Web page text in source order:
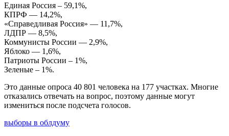
Единая Россия – 59,1%,
КПРФ — 14,2%,
«Справедливая Россия» — 11,7%,
ЛДПР — 8,5%,
Коммунисты России — 2,9%,
Яблоко — 1,6%,
Патриоты России – 1%,
Зеленые – 1%.
Это данные опроса 40 801 человека на 177 участках. Многие
отказались отвечать на вопрос, поэтому данные могут
измениться после подсчета голосов.
выборы в облдуму